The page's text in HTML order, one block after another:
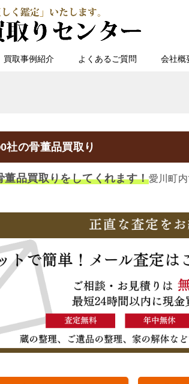
買取事例紹介 よくあるご質問 会社概
社の骨董品買取り
董品買取りをしてくれます！愛川町